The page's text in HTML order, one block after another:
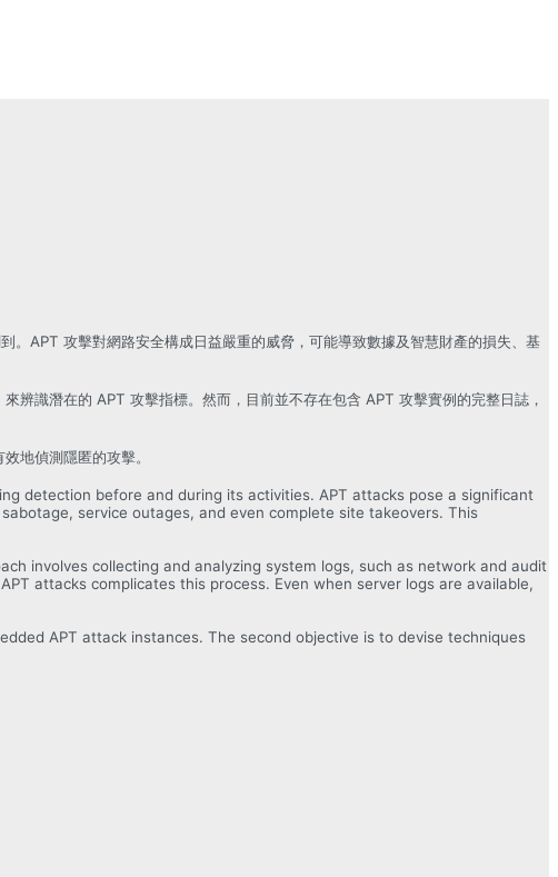
APT 攻擊對網路安全構成日益嚴重的威脅，可能導致數據及智慧財產的損失、基
辨識潛在的 APT 攻擊指標。然而，目前並不存在包含 APT 攻擊實例的完整日誌，
地偵測隱匿的攻擊。
detection before and during its activities. APT attacks pose a significant
service outages, and even complete site takeovers. This
involves collecting and analyzing system logs, such as network and audit
attacks complicates this process. Even when server logs are available,
APT attack instances. The second objective is to devise techniques